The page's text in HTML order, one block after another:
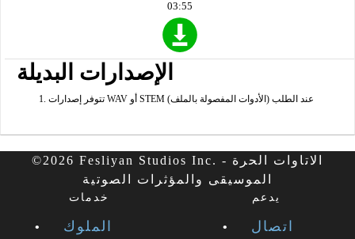
03:55
الإصدارات البديلة
تتوفر إصدارات WAV أو STEM (الأدوات المفصولة بالملف) عند الطلب
©2026 Fesliyan Studios Inc. - الاتاوات الحرة
الموسيقى والمؤثرات الصوتية
خدمات
الملوك
يدعم
اتصال